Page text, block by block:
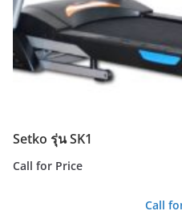
Setko รุ่น SK1
Call for Price
Call